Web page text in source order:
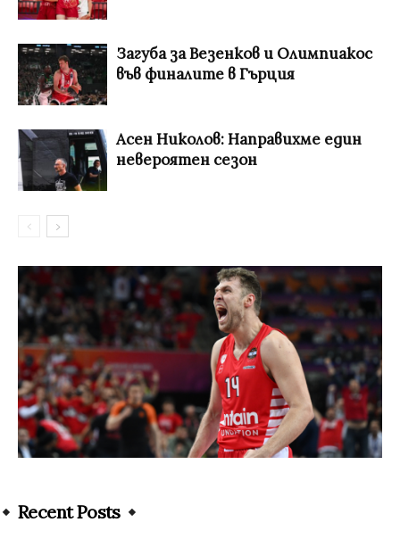
Загуба за Везенков и Олимпиакос
във финалите в Гърция
Асен Николов: Направихме един
невероятен сезон
Recent Posts